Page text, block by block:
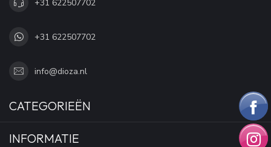
+31 622507702
+31 622507702
info@dioza.nl
CATEGORIEËN
INFORMATIE